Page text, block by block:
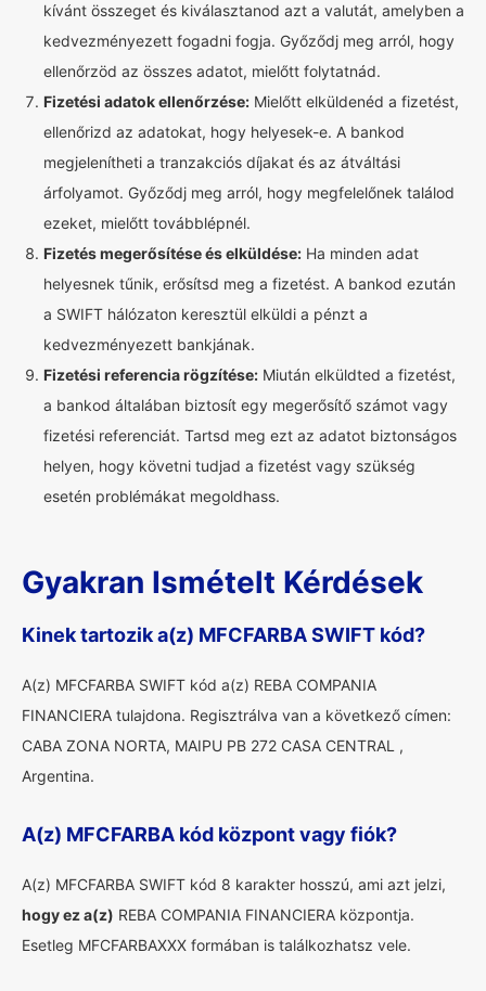
kívánt összeget és kiválasztanod azt a valutát, amelyben a
kedvezményezett fogadni fogja. Győződj meg arról, hogy
ellenőrzöd az összes adatot, mielőtt folytatnád.
Fizetési adatok ellenőrzése: Mielőtt elküldenéd a fizetést,
ellenőrizd az adatokat, hogy helyesek-e. A bankod
megjelenítheti a tranzakciós díjakat és az átváltási
árfolyamot. Győződj meg arról, hogy megfelelőnek találod
ezeket, mielőtt továbblépnél.
Fizetés megerősítése és elküldése: Ha minden adat
helyesnek tűnik, erősítsd meg a fizetést. A bankod ezután
a SWIFT hálózaton keresztül elküldi a pénzt a
kedvezményezett bankjának.
Fizetési referencia rögzítése: Miután elküldted a fizetést,
a bankod általában biztosít egy megerősítő számot vagy
fizetési referenciát. Tartsd meg ezt az adatot biztonságos
helyen, hogy követni tudjad a fizetést vagy szükség
esetén problémákat megoldhass.
Gyakran Ismételt Kérdések
Kinek tartozik a(z) MFCFARBA SWIFT kód?
A(z) MFCFARBA SWIFT kód a(z) REBA COMPANIA
FINANCIERA tulajdona. Regisztrálva van a következő címen:
CABA ZONA NORTA, MAIPU PB 272 CASA CENTRAL ,
Argentina.
A(z) MFCFARBA kód központ vagy fiók?
A(z) MFCFARBA SWIFT kód 8 karakter hosszú, ami azt jelzi,
hogy ez a(z) REBA COMPANIA FINANCIERA központja.
Esetleg MFCFARBAXXX formában is találkozhatsz vele.